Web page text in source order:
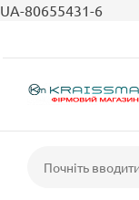
UA-80655431-6